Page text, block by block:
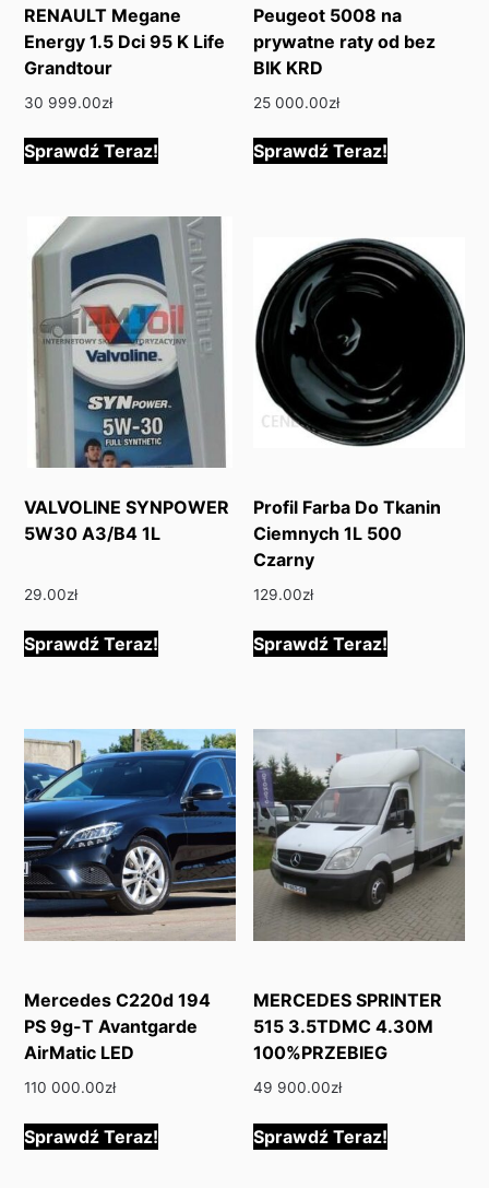
RENAULT Megane
Energy 1.5 Dci 95 K Life
Grandtour
30 999.00zł
Sprawdź Teraz!
Peugeot 5008 na
prywatne raty od bez
BIK KRD
25 000.00zł
Sprawdź Teraz!
VALVOLINE SYNPOWER
5W30 A3/B4 1L
29.00zł
Sprawdź Teraz!
Profil Farba Do Tkanin
Ciemnych 1L 500
Czarny
129.00zł
Sprawdź Teraz!
Mercedes C220d 194
PS 9g-T Avantgarde
AirMatic LED
110 000.00zł
Sprawdź Teraz!
MERCEDES SPRINTER
515 3.5TDMC 4.30M
100%PRZEBIEG
49 900.00zł
Sprawdź Teraz!